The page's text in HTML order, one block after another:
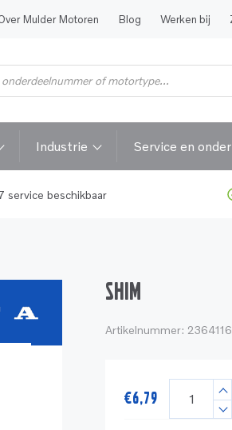
Mulder Motoren Blog Werken bij
Industrie Service en
service beschikbaar
SHIM
Artikelnummer:
€6,79